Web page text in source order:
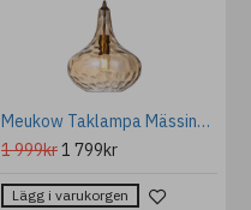
Meukow Taklampa Mässing/Champagne 27cm
1 999kr1 799kr
Lägg i varukorgen